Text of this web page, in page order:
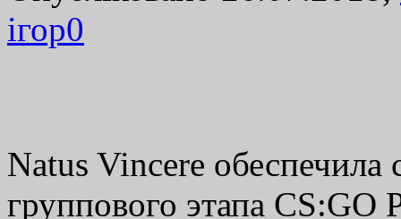
ігор0
Natus Vincere
группового этапа CS:GO